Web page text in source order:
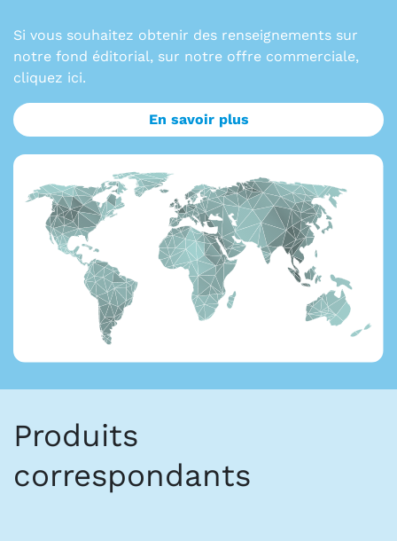
Si vous souhaitez obtenir des renseignements sur
notre fond éditorial, sur notre offre commerciale,
cliquez ici.
En savoir plus
Produits
correspondants